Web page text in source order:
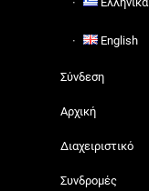
English
Σύνδεση
Αρχική
Διαχειριστικό
Συνδρομές